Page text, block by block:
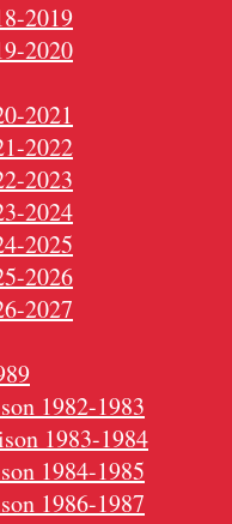
2019
2020
2021
2022
2023
2024
2025
2026
2027
1982-1983
1983-1984
1984-1985
1986-1987